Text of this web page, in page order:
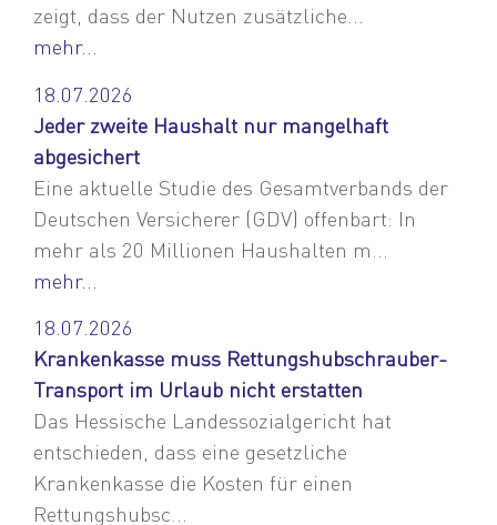
zeigt, dass der Nutzen zusätzliche...
mehr...
18.07.2026
Jeder zweite Haushalt nur mangelhaft
abgesichert
Eine aktuelle Studie des Gesamtverbands der
Deutschen Versicherer (GDV) offenbart: In
mehr als 20 Millionen Haushalten m...
mehr...
18.07.2026
Krankenkasse muss Rettungshubschrauber-
Transport im Urlaub nicht erstatten
Das Hessische Landessozialgericht hat
entschieden, dass eine gesetzliche
Krankenkasse die Kosten für einen
Rettungshubsc...